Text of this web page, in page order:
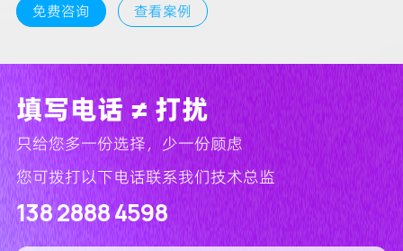
免费咨询 查看案例
填写电话 ≠ 打扰
只给您多一份选择，少一份顾虑
您可拨打以下电话联系我们技术总监
138 2888 4598